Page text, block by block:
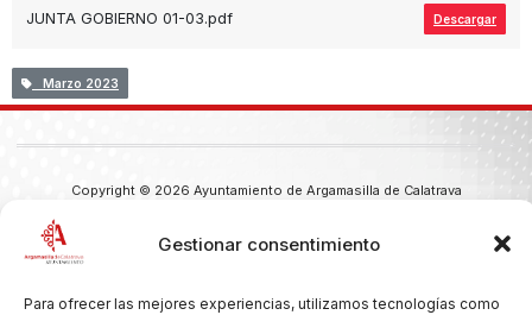
Gestionar consentimiento
Para ofrecer las mejores experiencias, utilizamos tecnologías como
JUNTA GOBIERNO 01-03.pdf Descargar
Marzo 2023
Copyright © 2026 Ayuntamiento de Argamasilla de Calatrava